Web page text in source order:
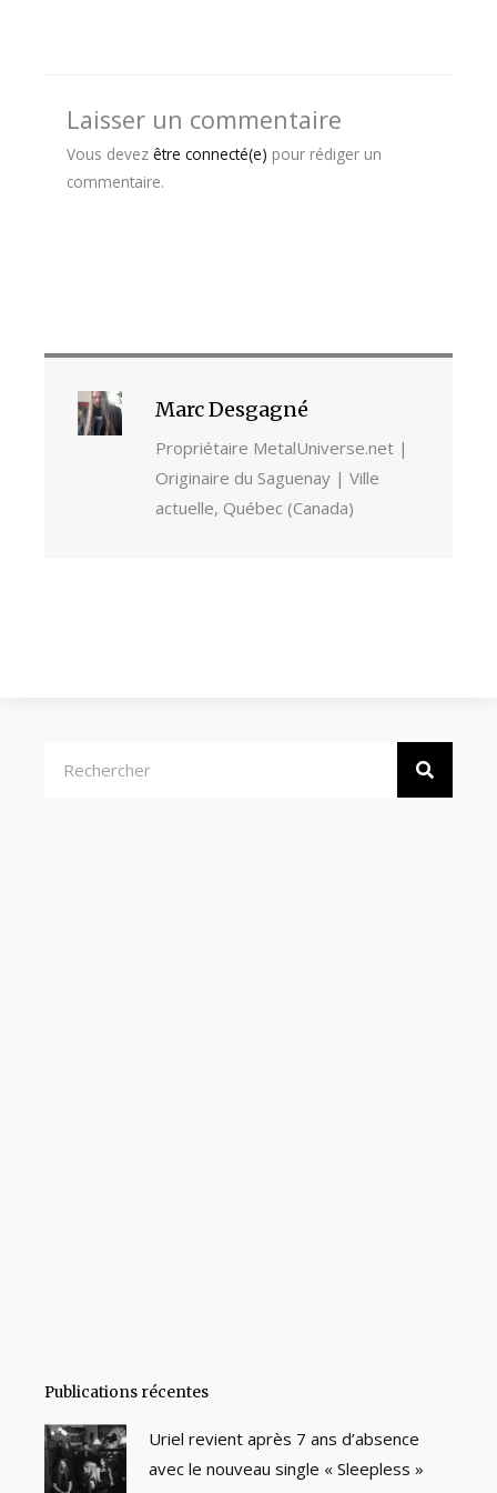
Laisser un commentaire
Vous devez être connecté(e) pour rédiger un
commentaire.
Marc Desgagné
Propriétaire MetalUniverse.net |
Originaire du Saguenay | Ville
actuelle, Québec (Canada)
Publications récentes
Uriel revient après 7 ans d’absence
avec le nouveau single « Sleepless »